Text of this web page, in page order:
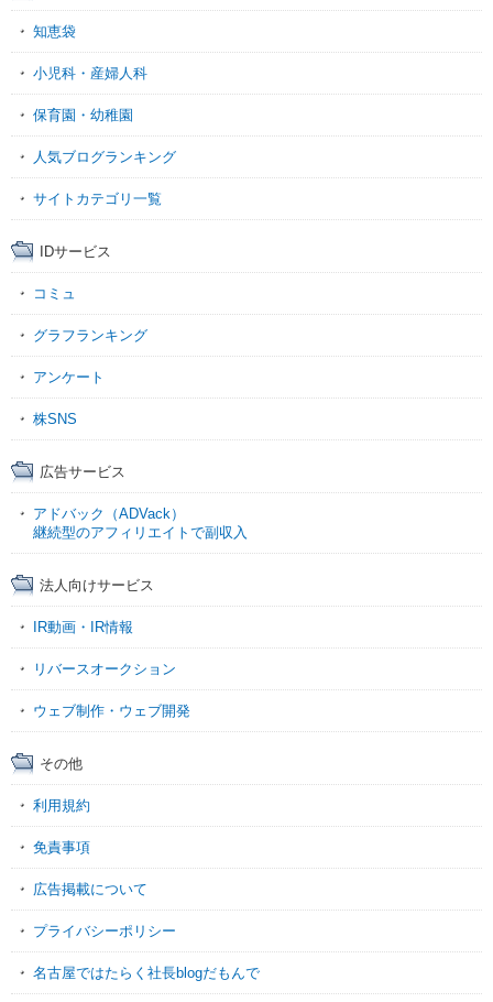
知恵袋
小児科・産婦人科
保育園・幼稚園
人気ブログランキング
サイトカテゴリ一覧
IDサービス
コミュ
グラフランキング
アンケート
株SNS
広告サービス
アドバック（ADVack）
継続型のアフィリエイトで副収入
法人向けサービス
IR動画・IR情報
リバースオークション
ウェブ制作・ウェブ開発
その他
利用規約
免責事項
広告掲載について
プライバシーポリシー
名古屋ではたらく社長blogだもんで